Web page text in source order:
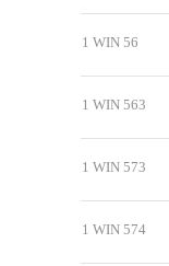
1 WIN 56
1 WIN 563
1 WIN 573
1 WIN 574